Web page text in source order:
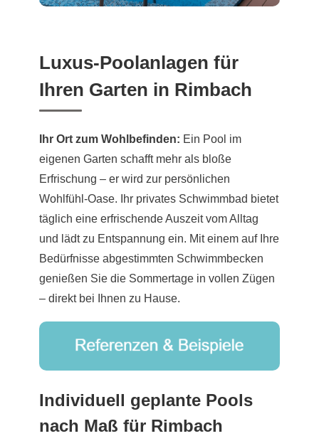
Luxus-Poolanlagen für
Ihren Garten in Rimbach
Ihr Ort zum Wohlbefinden: Ein Pool im
eigenen Garten schafft mehr als bloße
Erfrischung – er wird zur persönlichen
Wohlfühl-Oase. Ihr privates Schwimmbad bietet
täglich eine erfrischende Auszeit vom Alltag
und lädt zu Entspannung ein. Mit einem auf Ihre
Bedürfnisse abgestimmten Schwimmbecken
genießen Sie die Sommertage in vollen Zügen
– direkt bei Ihnen zu Hause.
Individuell geplante Pools
nach Maß für Rimbach